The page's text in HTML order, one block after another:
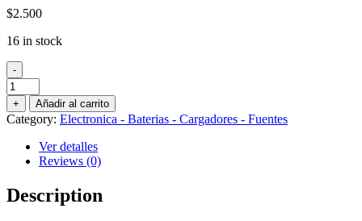
$2.500
16 in stock
-
Adaptador
para
bateria
9v
quantity
+ Añadir al carrito
Category: Electronica - Baterias - Cargadores - Fuentes
Ver detalles
Reviews (0)
Description